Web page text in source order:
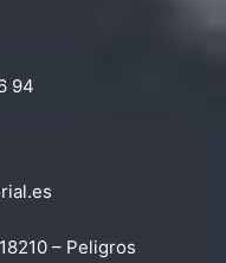
94
– Peligros